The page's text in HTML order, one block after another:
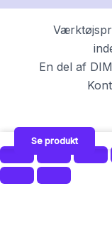
En del af
Se produkt